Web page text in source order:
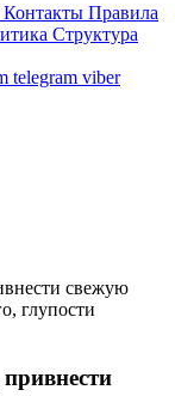
Контакты Правила
Структура
telegram viber
свежую
глупости